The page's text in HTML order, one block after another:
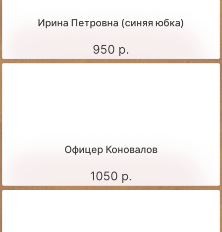
Ирина Петровна (синяя юбка)
950 р.
Офицер Коновалов
1050 р.